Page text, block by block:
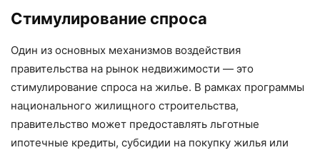
Стимулирование спроса
Один из основных механизмов воздействия
правительства на рынок недвижимости — это
стимулирование спроса на жилье. В рамках программы
национального жилищного строительства,
правительство может предоставлять льготные
ипотечные кредиты, субсидии на покупку жилья или